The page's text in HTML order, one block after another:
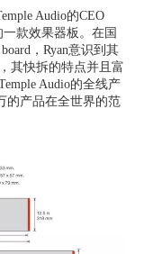
Audio的CEO
款效果器板。 在国
，Ryan意识到其
其快拆的特点并且富
Audio的全线产
的产品在全世界的范